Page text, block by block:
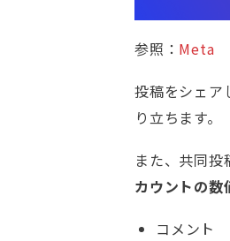
参照： Meta
投稿をシェア
り立ちます。
また、共同投
カウントの数
コメント